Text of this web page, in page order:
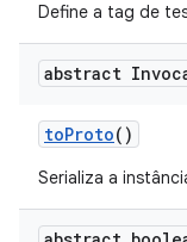
Define a tag de
abstract
toProto()
Serializa a